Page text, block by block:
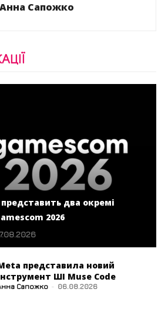
Анна Сапожко
два окремі
2026
представила новий
ШІ Muse Code
Сапожко - 06.08.2026